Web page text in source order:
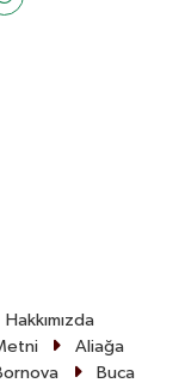
Hakkımızda
Aliağa
Buca